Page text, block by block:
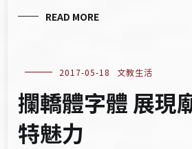
READ MORE
2017-05-18 文教生活
攔轎體字體 展現
特魅力